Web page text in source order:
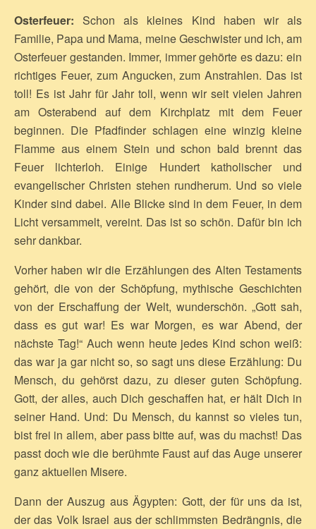
Osterfeuer: Schon als kleines Kind haben wir als
Familie, Papa und Mama, meine Geschwister und ich, am
Osterfeuer gestanden. Immer, immer gehörte es dazu: ein
richtiges Feuer, zum Angucken, zum Anstrahlen. Das ist
toll! Es ist Jahr für Jahr toll, wenn wir seit vielen Jahren
am Osterabend auf dem Kirchplatz mit dem Feuer
beginnen. Die Pfadfinder schlagen eine winzig kleine
Flamme aus einem Stein und schon bald brennt das
Feuer lichterloh. Einige Hundert katholischer und
evangelischer Christen stehen rundherum. Und so viele
Kinder sind dabei. Alle Blicke sind in dem Feuer, in dem
Licht versammelt, vereint. Das ist so schön. Dafür bin ich
sehr dankbar.
Vorher haben wir die Erzählungen des Alten Testaments
gehört, die von der Schöpfung, mythische Geschichten
von der Erschaffung der Welt, wunderschön. „Gott sah,
dass es gut war! Es war Morgen, es war Abend, der
nächste Tag!“ Auch wenn heute jedes Kind schon weiß:
das war ja gar nicht so, so sagt uns diese Erzählung: Du
Mensch, du gehörst dazu, zu dieser guten Schöpfung.
Gott, der alles, auch Dich geschaffen hat, er hält Dich in
seiner Hand. Und: Du Mensch, du kannst so vieles tun,
bist frei in allem, aber pass bitte auf, was du machst! Das
passt doch wie die berühmte Faust auf das Auge unserer
ganz aktuellen Misere.
Dann der Auszug aus Ägypten: Gott, der für uns da ist,
der das Volk Israel aus der schlimmsten Bedrängnis, die